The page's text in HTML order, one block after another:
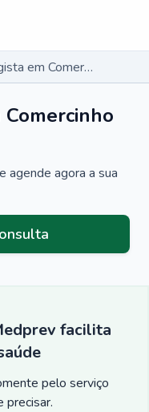
Dermatologista em Comercinho - MG
agende agora a sua
facilita
pelo serviço
precisar.